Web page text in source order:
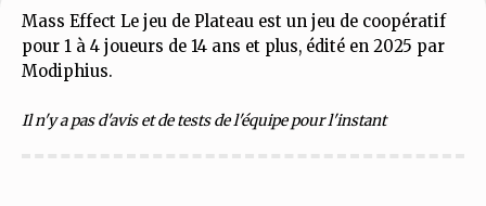
Mass Effect Le jeu de Plateau est un jeu de coopératif
pour 1 à 4 joueurs de 14 ans et plus, édité en 2025 par
Modiphius.
Il n'y a pas d'avis et de tests de l'équipe pour l'instant